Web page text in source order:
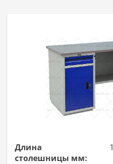
Длина
столешницы мм: